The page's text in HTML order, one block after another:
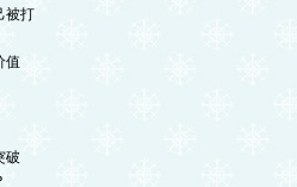
被打
值
破